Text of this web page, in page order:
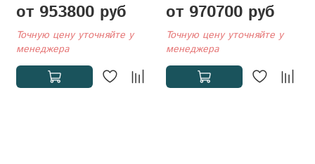
от 953800 руб
Точную цену уточняйте у
менеджера
от 970700 руб
Точную цену уточняйте у
менеджера